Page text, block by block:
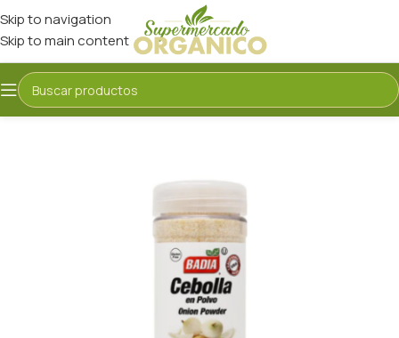
Skip to navigation
Skip to main content